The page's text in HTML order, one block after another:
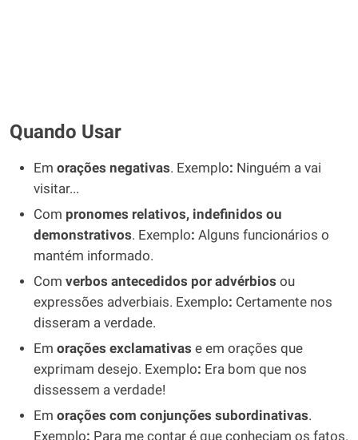
Quando Usar
Em orações negativas. Exemplo: Ninguém a vai
visitar...
Com pronomes relativos, indefinidos ou
demonstrativos. Exemplo: Alguns funcionários o
mantém informado.
Com verbos antecedidos por advérbios ou
expressões adverbiais. Exemplo: Certamente nos
disseram a verdade.
Em orações exclamativas e em orações que
exprimam desejo. Exemplo: Era bom que nos
dissessem a verdade!
Em orações com conjunções subordinativas.
Exemplo: Para me contar é que conheciam os fatos.